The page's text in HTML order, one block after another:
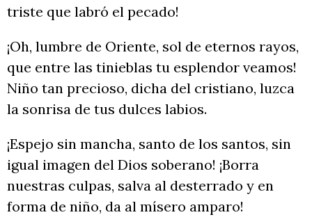
triste que labró el pecado!
¡Oh, lumbre de Oriente, sol de eternos rayos,
que entre las tinieblas tu esplendor veamos!
Niño tan precioso, dicha del cristiano, luzca
la sonrisa de tus dulces labios.
¡Espejo sin mancha, santo de los santos, sin
igual imagen del Dios soberano! ¡Borra
nuestras culpas, salva al desterrado y en
forma de niño, da al mísero amparo!